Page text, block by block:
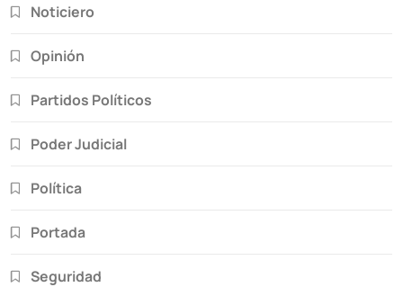
Noticiero
Opinión
Partidos Políticos
Poder Judicial
Política
Portada
Seguridad